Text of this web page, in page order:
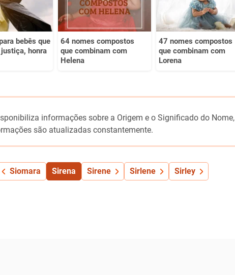
bebês que
honra
64 nomes compostos
que combinam com
Helena
47 nomes compostos
que combinam com
Lorena
informações sobre a Origem e o Significado do Nome,
são atualizadas constantemente.
Siomara Sirena Sirene Sirlene Sirley